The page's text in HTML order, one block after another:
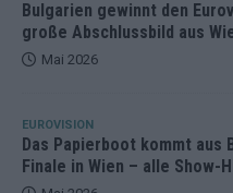
Bulgarien gewinnt den
große Abschlussbild aus
Mai 2026
EUROVISION
Das Papierboot kommt aus
Finale in Wien – alle Show-